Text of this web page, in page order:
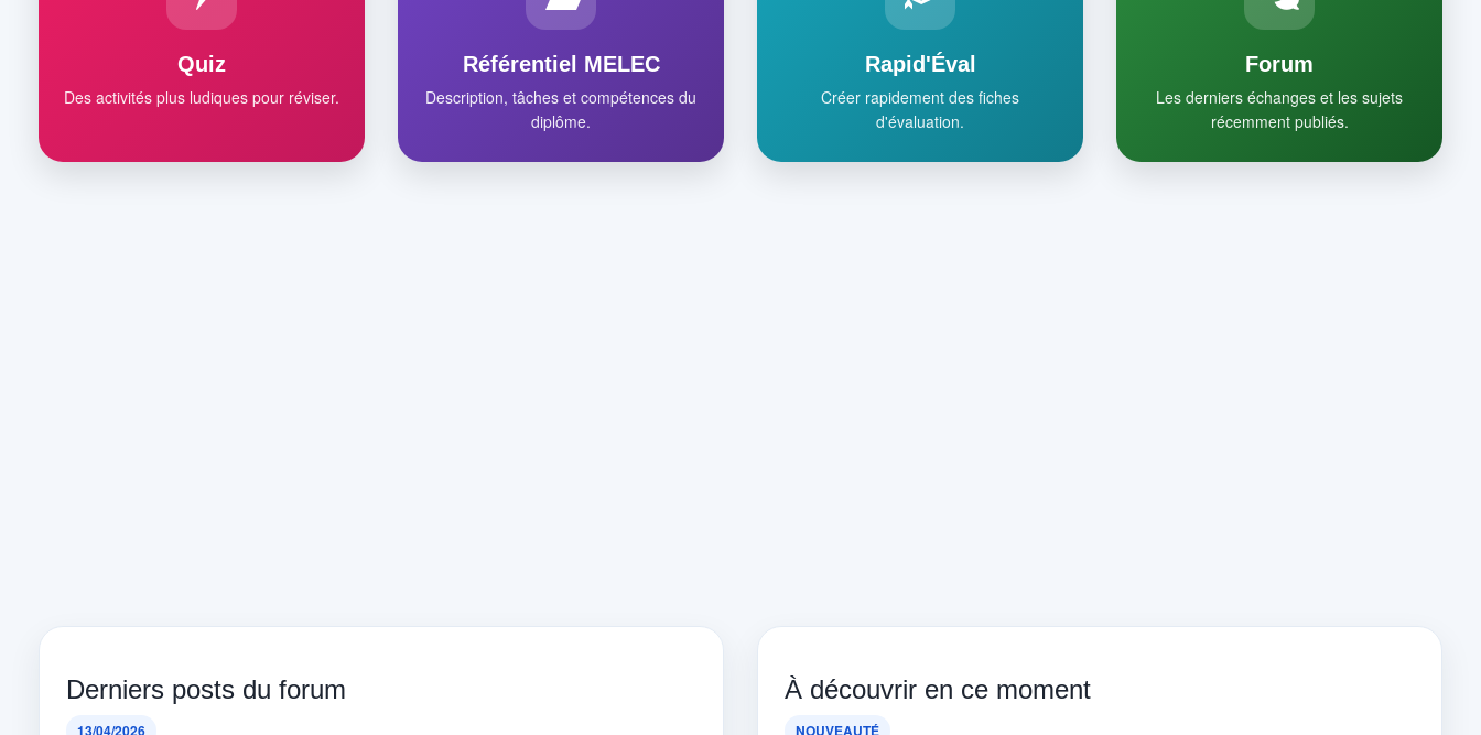
Quiz
Des activités plus ludiques pour réviser.
Référentiel MELEC
Description, tâches et compétences du
diplôme.
Rapid'Éval
Créer rapidement des fiches
d'évaluation.
Forum
Les derniers échanges et les sujets
récemment publiés.
Derniers posts du forum
13/04/2026
À découvrir en ce moment
NOUVEAUTÉ